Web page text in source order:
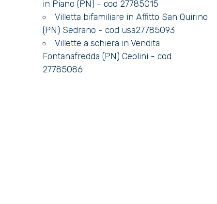
in Piano (PN) - cod 27785015
Villetta bifamiliare in Affitto San Quirino
(PN) Sedrano - cod usa27785093
Villette a schiera in Vendita
Fontanafredda (PN) Ceolini - cod
27785086